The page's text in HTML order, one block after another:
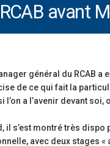
avant
général du RCAB a
de ce qui fait la
a l’avenir devant soi,
il s’est montré très dispo
avec deux stages «
Notre École De Rugby obtient la
étoiles!
18 juillet 2026
Les adversaires en Fédérale 2 et